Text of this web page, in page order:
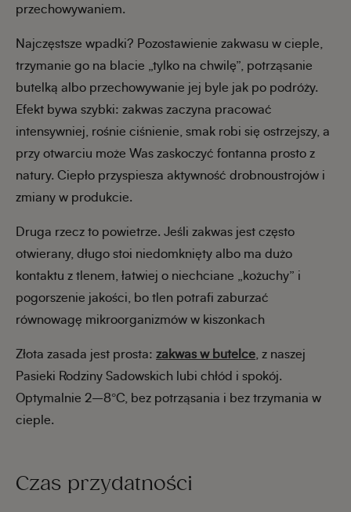
przechowywaniem.
Najczęstsze wpadki? Pozostawienie zakwasu w cieple,
trzymanie go na blacie „tylko na chwilę”, potrząsanie
butelką albo przechowywanie jej byle jak po podróży.
Efekt bywa szybki: zakwas zaczyna pracować
intensywniej, rośnie ciśnienie, smak robi się ostrzejszy, a
przy otwarciu może Was zaskoczyć fontanna prosto z
natury. Ciepło przyspiesza aktywność drobnoustrojów i
zmiany w produkcie.
Druga rzecz to powietrze. Jeśli zakwas jest często
otwierany, długo stoi niedomknięty albo ma dużo
kontaktu z tlenem, łatwiej o niechciane „kożuchy” i
pogorszenie jakości, bo tlen potrafi zaburzać
równowagę mikroorganizmów w kiszonkach
Złota zasada jest prosta: zakwas w butelce, z naszej
Pasieki Rodziny Sadowskich lubi chłód i spokój.
Optymalnie 2–8°C, bez potrząsania i bez trzymania w
cieple.
Czas przydatności